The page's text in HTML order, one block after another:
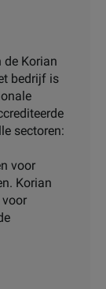
de Korian
bedrijf is
sectoren:
voor
Korian